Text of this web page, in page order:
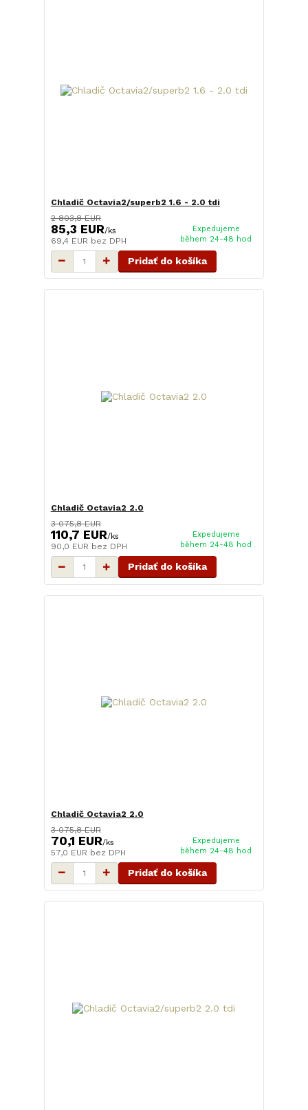
Chladič Octavia2/superb2 1.6 - 2.0 tdi
2 803,8 EUR
85,3 EUR/ks
69,4 EUR bez DPH
Expedujeme
během 24-48 hod
Pridať do košíka
Chladič Octavia2 2.0
3 075,8 EUR
110,7 EUR/ks
90,0 EUR bez DPH
Expedujeme
během 24-48 hod
Pridať do košíka
Chladič Octavia2 2.0
3 075,8 EUR
70,1 EUR/ks
57,0 EUR bez DPH
Expedujeme
během 24-48 hod
Pridať do košíka